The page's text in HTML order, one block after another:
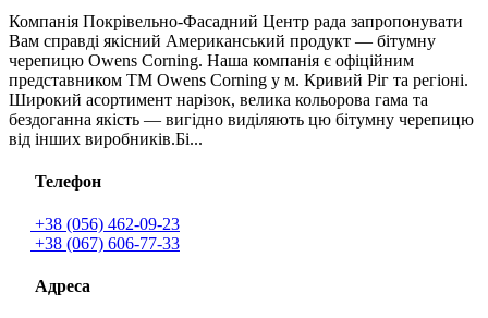
Компанія Покрівельно-Фасадний Центр рада запропонувати
Вам справді якісний Американський продукт — бітумну
черепицю Owens Corning. Наша компанія є офіційним
представником TM Owens Corning у м. Кривий Ріг та регіоні.
Широкий асортимент нарізок, велика кольорова гама та
бездоганна якість — вигідно виділяють цю бітумну черепицю
від інших виробників.Бі...
Телефон
+38 (056) 462-09-23
+38 (067) 606-77-33
Адреса